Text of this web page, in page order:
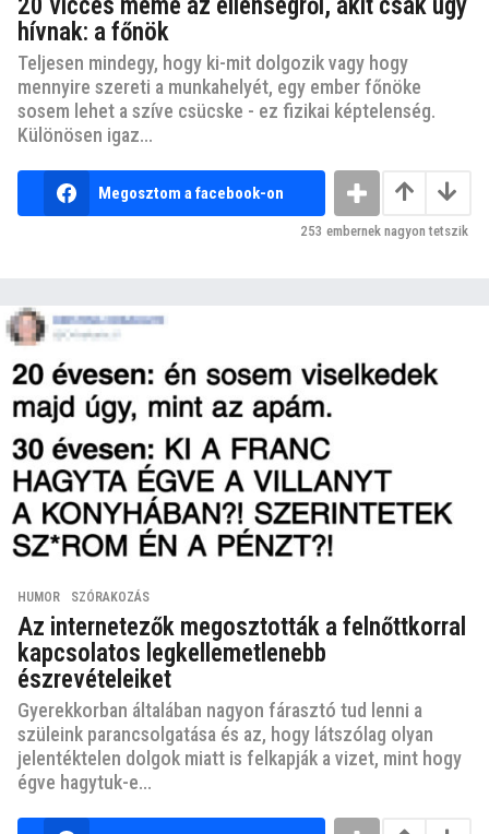
20 vicces meme az ellenségről, akit csak úgy
hívnak: a főnök
Teljesen mindegy, hogy ki-mit dolgozik vagy hogy
mennyire szereti a munkahelyét, egy ember főnöke
sosem lehet a szíve csücske - ez fizikai képtelenség.
Különösen igaz...
Megosztom a facebook-on
253 embernek nagyon tetszik
HUMOR ,SZÓRAKOZÁS
Az internetezők megosztották a felnőttkorral
kapcsolatos legkellemetlenebb
észrevételeiket
Gyerekkorban általában nagyon fárasztó tud lenni a
szüleink parancsolgatása és az, hogy látszólag olyan
jelentéktelen dolgok miatt is felkapják a vizet, mint hogy
égve hagytuk-e...